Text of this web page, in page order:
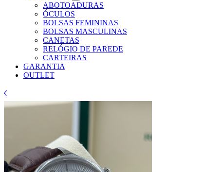
ABOTOADURAS
ÓCULOS
BOLSAS FEMININAS
BOLSAS MASCULINAS
CANETAS
RELÓGIO DE PAREDE
CARTEIRAS
GARANTIA
OUTLET